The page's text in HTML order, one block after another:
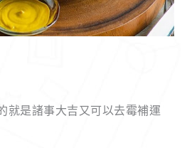
就是諸事大吉又可以去霉補運